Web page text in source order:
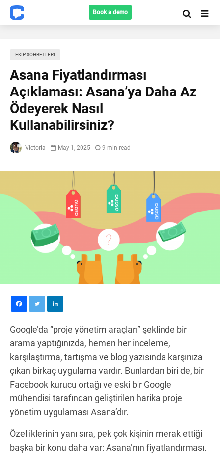
Book a demo
EKIP SOHBETLERI
Asana Fiyatlandırması
Açıklaması: Asana’ya Daha Az
Ödeyerek Nasıl
Kullanabilirsiniz?
Victoria May 1, 2025 9 min read
Google’da “proje yönetim araçları” şeklinde bir
arama yaptığınızda, hemen her inceleme,
karşılaştırma, tartışma ve blog yazısında karşınıza
çıkan birkaç uygulama vardır. Bunlardan biri de, bir
Facebook kurucu ortağı ve eski bir Google
mühendisi tarafından geliştirilen harika proje
yönetim uygulaması Asana’dır.
Özelliklerinin yanı sıra, pek çok kişinin merak ettiği
başka bir konu daha var: Asana’nın fiyatlandırması.